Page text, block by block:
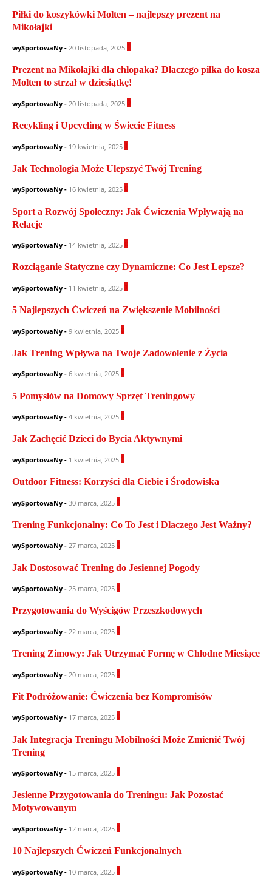
Piłki do koszykówki Molten – najlepszy prezent na
Mikołajki
wySportowaNy - 20 listopada, 2025
Prezent na Mikołajki dla chłopaka? Dlaczego piłka do kosza
Molten to strzał w dziesiątkę!
wySportowaNy - 20 listopada, 2025
Recykling i Upcycling w Świecie Fitness
wySportowaNy - 19 kwietnia, 2025
Jak Technologia Może Ulepszyć Twój Trening
wySportowaNy - 16 kwietnia, 2025
Sport a Rozwój Społeczny: Jak Ćwiczenia Wpływają na
Relacje
wySportowaNy - 14 kwietnia, 2025
Rozciąganie Statyczne czy Dynamiczne: Co Jest Lepsze?
wySportowaNy - 11 kwietnia, 2025
5 Najlepszych Ćwiczeń na Zwiększenie Mobilności
wySportowaNy - 9 kwietnia, 2025
Jak Trening Wpływa na Twoje Zadowolenie z Życia
wySportowaNy - 6 kwietnia, 2025
5 Pomysłów na Domowy Sprzęt Treningowy
wySportowaNy - 4 kwietnia, 2025
Jak Zachęcić Dzieci do Bycia Aktywnymi
wySportowaNy - 1 kwietnia, 2025
Outdoor Fitness: Korzyści dla Ciebie i Środowiska
wySportowaNy - 30 marca, 2025
Trening Funkcjonalny: Co To Jest i Dlaczego Jest Ważny?
wySportowaNy - 27 marca, 2025
Jak Dostosować Trening do Jesiennej Pogody
wySportowaNy - 25 marca, 2025
Przygotowania do Wyścigów Przeszkodowych
wySportowaNy - 22 marca, 2025
Trening Zimowy: Jak Utrzymać Formę w Chłodne Miesiące
wySportowaNy - 20 marca, 2025
Fit Podróżowanie: Ćwiczenia bez Kompromisów
wySportowaNy - 17 marca, 2025
Jak Integracja Treningu Mobilności Może Zmienić Twój
Trening
wySportowaNy - 15 marca, 2025
Jesienne Przygotowania do Treningu: Jak Pozostać
Motywowanym
wySportowaNy - 12 marca, 2025
10 Najlepszych Ćwiczeń Funkcjonalnych
wySportowaNy - 10 marca, 2025